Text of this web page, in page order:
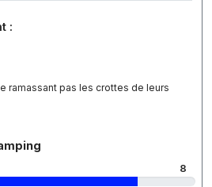
:
ramassant pas les crottes de leurs
8